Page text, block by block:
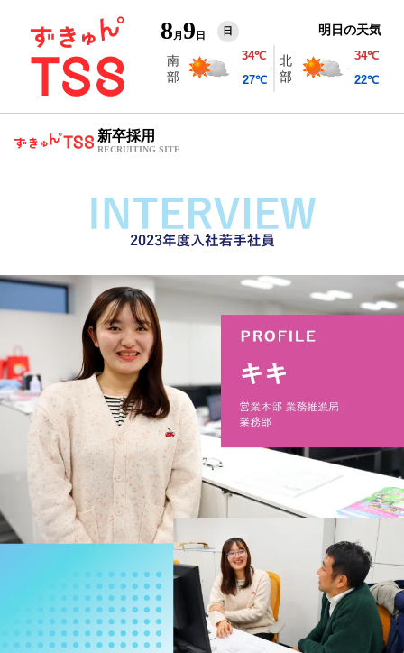
8 月9 日 日 明日の天気
新卒採用
RECRUITING SITE